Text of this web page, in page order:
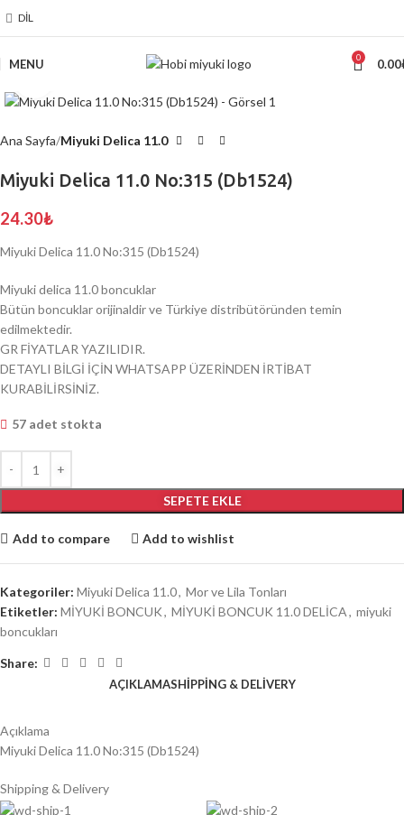
DIL
MENU 0 0.00
Ana Sayfa Miyuki Delica 11.0
Miyuki Delica 11.0 No:315 (Db1524)
24.30₺
Miyuki Delica 11.0 No:315 (Db1524)
Miyuki delica 11.0 boncuklar
Bütün boncuklar orijinaldir ve Türkiye distribütöründen temin
edilmektedir.
GR FİYATLAR YAZILIDIR.
DETAYLI BİLGİ İÇİN WHATSAPP ÜZERİNDEN İRTİBAT
KURABİLİRSİNİZ.
57 adet stokta
SEPETE EKLE
Add to compare Add to wishlist
Kategoriler: Miyuki Delica 11.0, Mor ve Lila Tonları
Etiketler: MİYUKİ BONCUK, MİYUKİ BONCUK 11.0 DELİCA, miyuki
boncukları
Share:
AÇIKLAMASHIPPING & DELIVERY
Açıklama
Miyuki Delica 11.0 No:315 (Db1524)
Shipping & Delivery